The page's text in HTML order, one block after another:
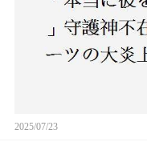
2025/07/23